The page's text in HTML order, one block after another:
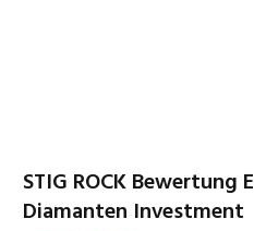
STIG ROCK
Diamanten Investment